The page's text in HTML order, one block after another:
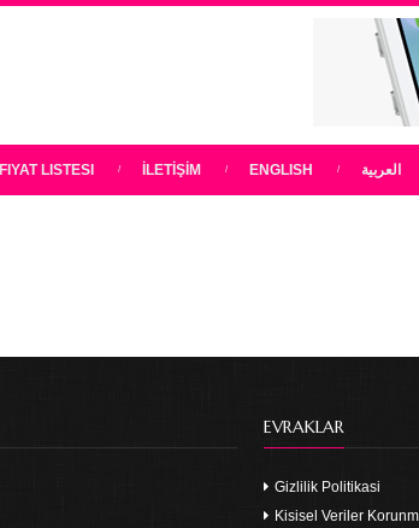
FIYAT LISTESI İLETİŞİM ENGLISH العربية
EVRAKLAR
Gizlilik Politikasi
Kisisel Veriler